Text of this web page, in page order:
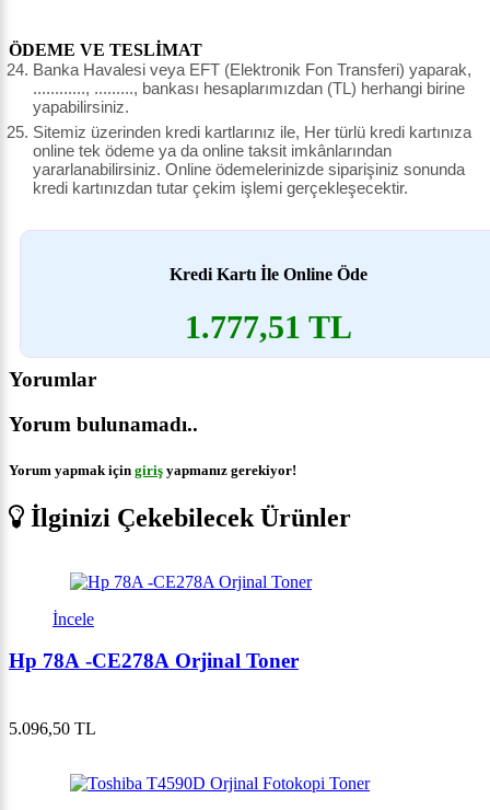
ÖDEME VE TESLİMAT
Banka Havalesi veya EFT (Elektronik Fon Transferi) yaparak,
............, ........., bankası hesaplarımızdan (TL) herhangi birine
yapabilirsiniz.
Sitemiz üzerinden kredi kartlarınız ile, Her türlü kredi kartınıza
online tek ödeme ya da online taksit imkânlarından
yararlanabilirsiniz. Online ödemelerinizde siparişiniz sonunda
kredi kartınızdan tutar çekim işlemi gerçekleşecektir.
Kredi Kartı İle Online Öde
1.777,51 TL
Yorumlar
Yorum bulunamadı..
Yorum yapmak için giriş yapmanız gerekiyor!
İlginizi Çekebilecek Ürünler
İncele
Hp 78A -CE278A Orjinal Toner
5.096,50 TL